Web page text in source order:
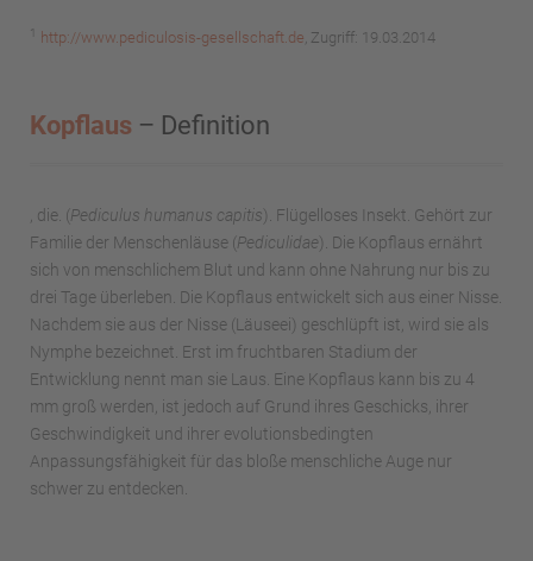
1 http://www.pediculosis-gesellschaft.de, Zugriff: 19.03.2014
Kopflaus – Definition
, die. (Pediculus humanus capitis). Flügelloses Insekt. Gehört zur
Familie der Menschenläuse (Pediculidae). Die Kopflaus ernährt
sich von menschlichem Blut und kann ohne Nahrung nur bis zu
drei Tage überleben. Die Kopflaus entwickelt sich aus einer Nisse.
Nachdem sie aus der Nisse (Läuseei) geschlüpft ist, wird sie als
Nymphe bezeichnet. Erst im fruchtbaren Stadium der
Entwicklung nennt man sie Laus. Eine Kopflaus kann bis zu 4
mm groß werden, ist jedoch auf Grund ihres Geschicks, ihrer
Geschwindigkeit und ihrer evolutionsbedingten
Anpassungsfähigkeit für das bloße menschliche Auge nur
schwer zu entdecken.